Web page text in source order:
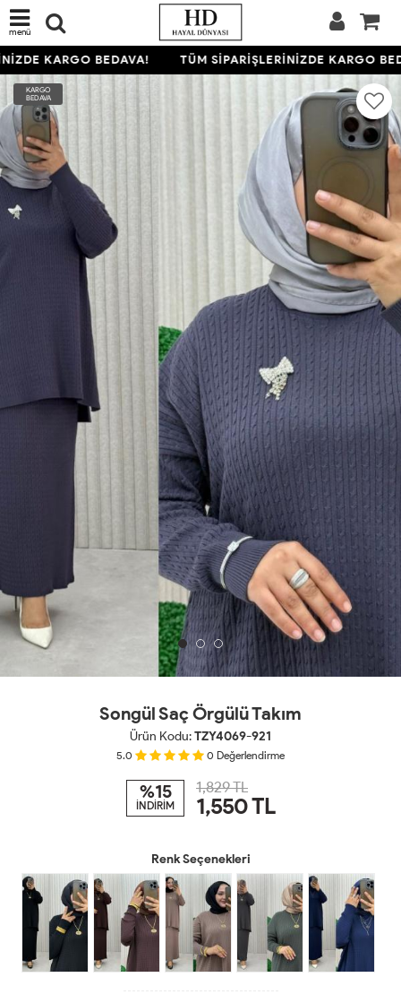
menü
KARGO BEDAVA! TÜM SİPARİŞLERİNİZDE KARGO
KARGO
BEDAVA
Songül Saç Örgülü Takım
Ürün Kodu:TZY4069-921
5.0 0 Değerlendirme
%15
İNDİRİM
1,829 TL
1,550TL
Renk Seçenekleri